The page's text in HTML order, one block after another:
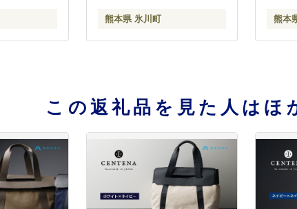
熊本県 氷川町 熊本
この返礼品を見た人はほ